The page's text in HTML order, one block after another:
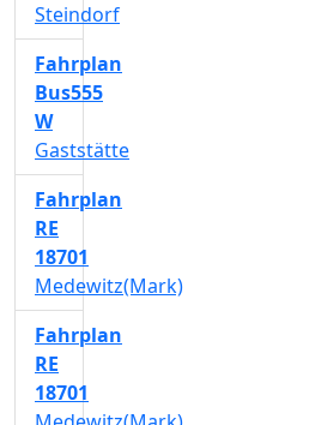
Steindorf
Fahrplan
Bus555
W
Gaststätte
Fahrplan
RE
18701
Medewitz(Mark)
Fahrplan
RE
18701